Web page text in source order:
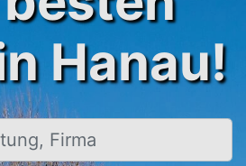
Hanau!